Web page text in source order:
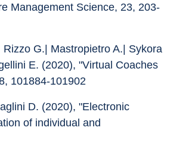
Management Science, 23, 203-
G.| Mastropietro A.| Sykora
E. (2020), "Virtual Coaches
101884-101902
D. (2020), "Electronic
of individual and